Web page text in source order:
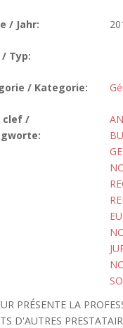
/ Jahr:
Typ:
/ Kategorie:
clef /
PRÉSENTE LA
D'AUTRES